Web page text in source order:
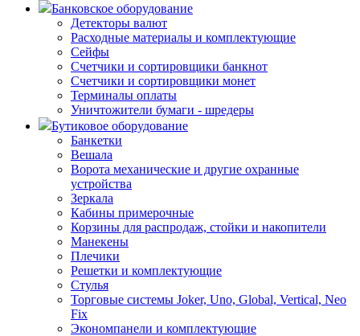
Банковское оборудование
Детекторы валют
Расходные материалы и комплектующие
Сейфы
Счетчики и сортировщики банкнот
Счетчики и сортировщики монет
Терминалы оплаты
Уничтожители бумаги - шредеры
Бутиковое оборудование
Банкетки
Вешала
Ворота механические и другие охранные
устройства
Зеркала
Кабины примерочные
Корзины для распродаж, стойки и накопители
Манекены
Плечики
Решетки и комплектующие
Стулья
Торговые системы Joker, Uno, Global, Vertical, Neo
Fix
Экономпанели и комплектующие